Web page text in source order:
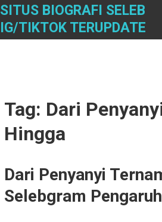
Skip
content
SITUS BIOGRAFI SELEB
IG/TIKTOK TERUPDATE
Tag: Dari
Hingga
Dari Penyanyi
Selebgram